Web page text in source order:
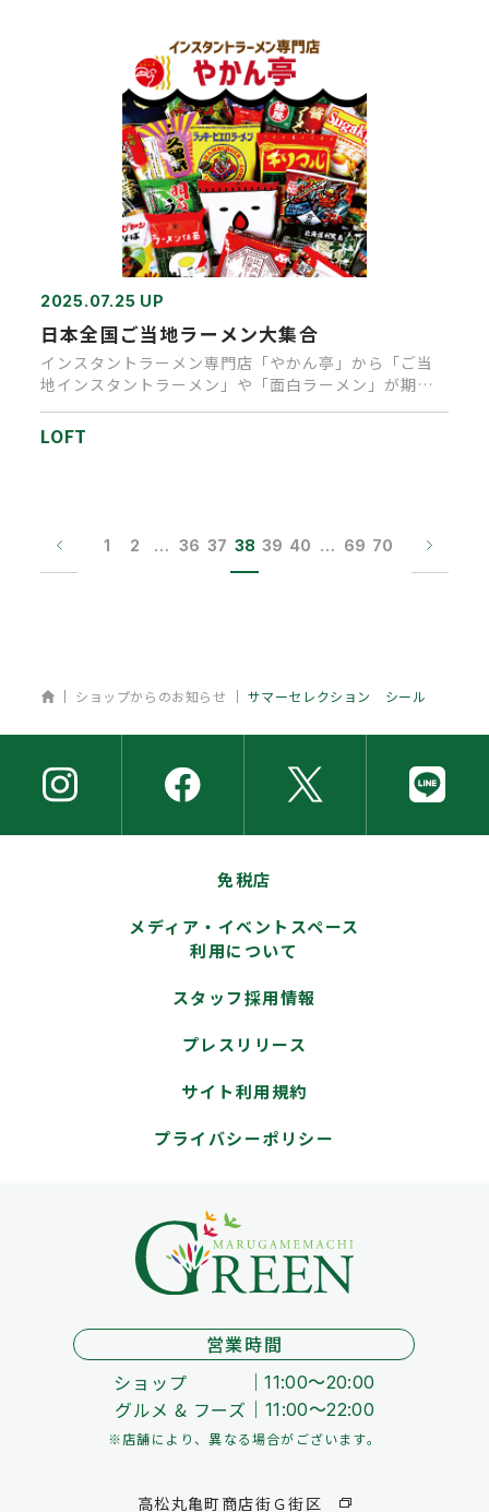
2025.07.25 UP
日本全国ご当地ラーメン大集合
インスタントラーメン専門店「やかん亭」から「ご当
地インスタントラーメン」や「面白ラーメン」が期間
LOFT
1 2 … 36 37 38 39 40 … 69 70
ホーム
ショップからのお知らせ サマーセレクション シール
免税店
メディア・イベントスペース
利用について
スタッフ採用情報
プレスリリース
サイト利用規約
プライバシーポリシー
営業時間
ショップ
11:00～20:00
グルメ & フーズ 11:00～22:00
※店舗により、異なる場合がございます。
高松丸亀町商店街Ｇ街区